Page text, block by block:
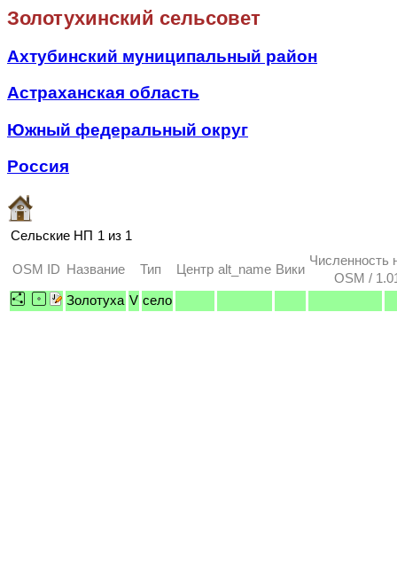
Золотухинский сельсовет
Ахтубинский муниципальный район
Астраханская область
Южный федеральный округ
Россия
Сельские НП 1 из 1
OSM ID Название Тип Центр alt_name Вики
Численность
OSM /
Золотуха V село